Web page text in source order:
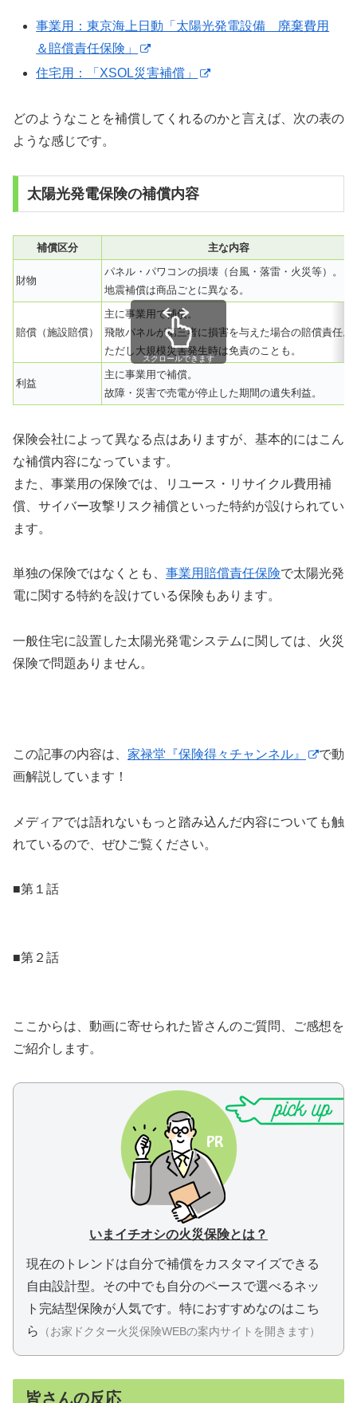
事業用：東京海上日動「太陽光発電設備 廃棄費用
＆賠償責任保険」
住宅用：「XSOL災害補償」
どのようなことを補償してくれるのかと言えば、次の表の
ような感じです。
太陽光発電保険の補償内容
補償区分 主な内容
財物
パネル・パワコンの損壊（台風・落雷・火災等）。
地震補償は商品ごとに異なる。
賠償（施設賠償）
主に事業用で補償。
飛散パネルが第三者に損害を与えた場合の賠償責任。
ただし大規模災害発生時は免責のことも。
利益
主に事業用で補償。
故障・災害で売電が停止した期間の遺失利益。
スクロールできます
保険会社によって異なる点はありますが、基本的にはこん
な補償内容になっています。
また、事業用の保険では、リユース・リサイクル費用補
償、サイバー攻撃リスク補償といった特約が設けられてい
ます。
単独の保険ではなくとも、 事業用賠償責任保険で太陽光発
電に関する特約を設けている保険もあります。
一般住宅に設置した太陽光発電システムに関しては、火災
保険で問題ありません。
この記事の内容は、 家禄堂『保険得々チャンネル』
で動
画解説しています！
メディアでは語れないもっと踏み込んだ内容についても触
れているので、ぜひご覧ください。
■第１話
■第２話
ここからは、動画に寄せられた皆さんのご質問、ご感想を
ご紹介します。
いまイチオシの火災保険とは？
現在のトレンドは自分で補償をカスタマイズできる
自由設計型。 その中でも自分のペースで選べるネッ
ト完結型保険が人気です。 特におすすめなのはこち
ら
（お家ドクター火災保険WEBの案内サイトを開きます）
皆さんの反応